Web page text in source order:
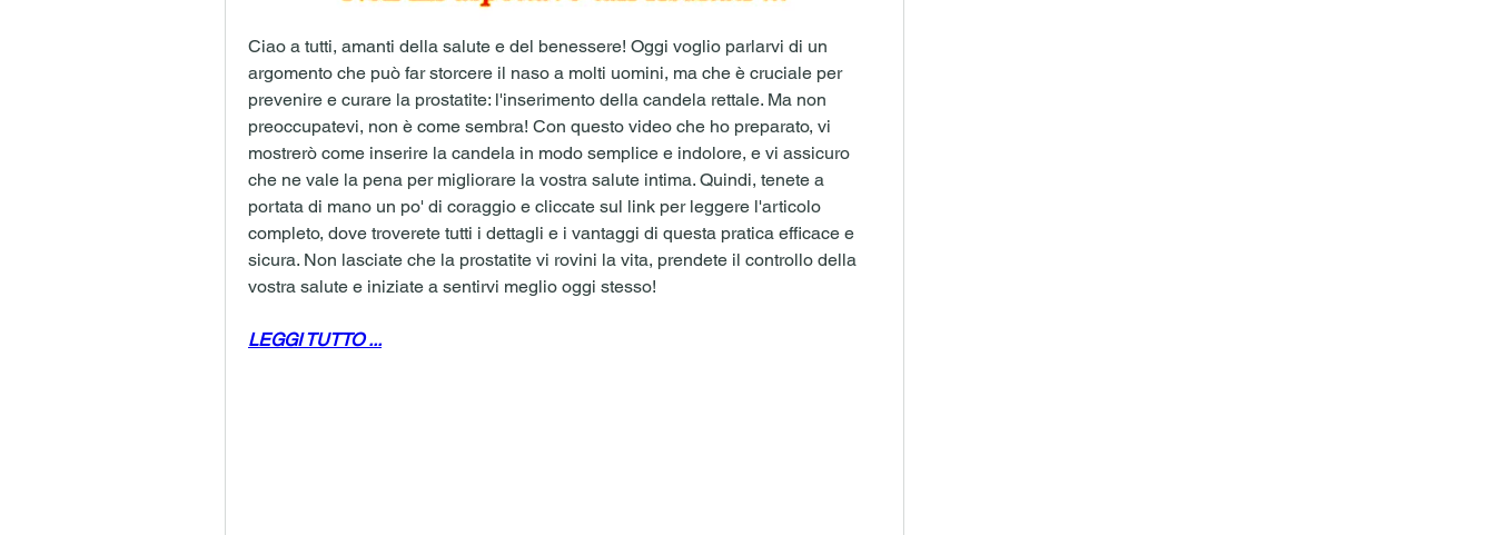
Ciao a tutti, amanti della salute e del benessere! Oggi voglio parlarvi di un
argomento che può far storcere il naso a molti uomini, ma che è cruciale per
prevenire e curare la prostatite: l'inserimento della candela rettale. Ma non
preoccupatevi, non è come sembra! Con questo video che ho preparato, vi
mostrerò come inserire la candela in modo semplice e indolore, e vi assicuro
che ne vale la pena per migliorare la vostra salute intima. Quindi, tenete a
portata di mano un po' di coraggio e cliccate sul link per leggere l'articolo
completo, dove troverete tutti i dettagli e i vantaggi di questa pratica efficace e
sicura. Non lasciate che la prostatite vi rovini la vita, prendete il controllo della
vostra salute e iniziate a sentirvi meglio oggi stesso!
LEGGI TUTTO ...